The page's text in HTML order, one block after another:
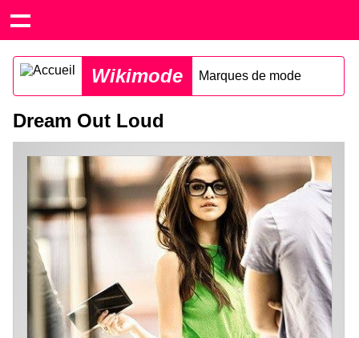
Wikimode Marques de mode
Dream Out Loud